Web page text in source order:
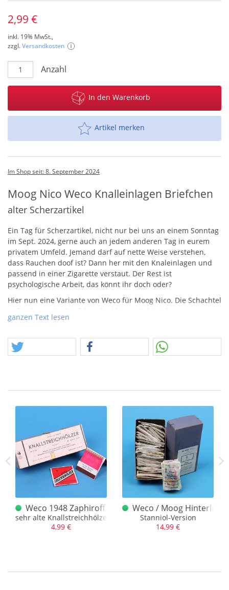
2,99 €
inkl. 19% MwSt.,
zzgl.Versandkosten
Anzahl
In den Warenkorb
Artikel merken
Im Shop seit: 8. September 2024
Moog Nico Weco Knalleinlagen Briefchen
alter Scherzartikel
Ein Tag für Scherzartikel, nicht nur bei uns an einem Sonntag
im Sept. 2024, gerne auch an jedem anderen Tag in eurem
privatem Umfeld. Jemand darf auf nette Weise verstehen,
dass Rauchen doof ist? Dann her mit den Knaleinlagen und
passend in einer Zigarette verstaut. Der Rest ist
psychologische Arbeit, das könnt ihr doch oder?
Hier nun eine Variante von Weco für Moog Nico. Die Schachtel
auf Anfrage, die Briefchen für kleines Geld. Achtung,
Lieferumfang kann unterschliedliche Logos habe. So z.b. auch
ganzen Text lesen
Nico Hahn
Rot alt 60er Jahre, alter Nico Hahn
Weco 1948 Zaphiroff Knallstreichhölzer
sehr alte Knallstreichhölzer Moog Nico, altes Weco Logo
4,99 €
Weco / Moog
Stanniol-Version
14,99 €